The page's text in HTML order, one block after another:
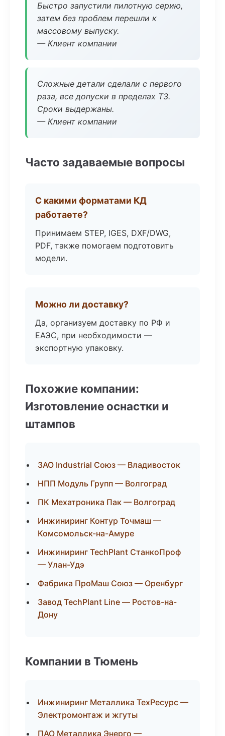
Быстро запустили пилотную серию,
затем без проблем перешли к
массовому выпуску.
— Клиент компании
Сложные детали сделали с первого
раза, все допуски в пределах ТЗ.
Сроки выдержаны.
— Клиент компании
Часто задаваемые вопросы
С какими форматами КД
работаете?
Принимаем STEP, IGES, DXF/DWG,
PDF, также помогаем подготовить
модели.
Можно ли доставку?
Да, организуем доставку по РФ и
ЕАЭС, при необходимости —
экспортную упаковку.
Похожие компании:
Изготовление оснастки и
штампов
ЗАО Industrial Союз — Владивосток
НПП Модуль Групп — Волгоград
ПК Мехатроника Пак — Волгоград
Инжиниринг Контур Точмаш —
Комсомольск-на-Амуре
Инжиниринг TechPlant СтанкоПроф
— Улан-Удэ
Фабрика ПроМаш Союз — Оренбург
Завод TechPlant Line — Ростов-на-
Дону
Компании в Тюмень
Инжиниринг Металлика ТехРесурс —
Электромонтаж и жгуты
ПАО Металлика Энерго —